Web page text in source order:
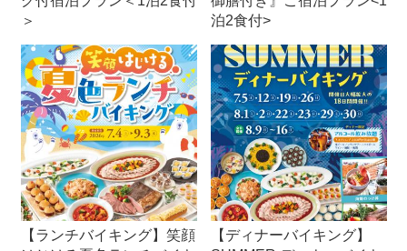
＞
泊2食付>
【ランチバイキング】笑顔
【ディナーバイキング】